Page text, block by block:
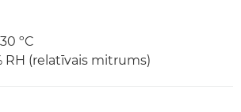
ºC
RH (relatīvais mitrums)